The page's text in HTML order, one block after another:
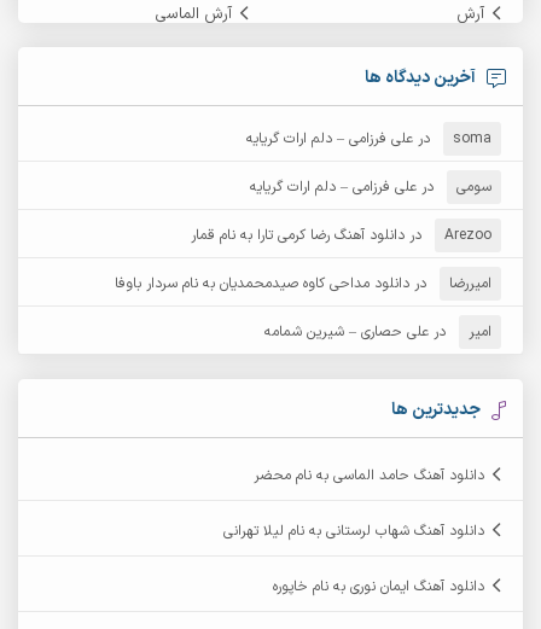
آرش آرش الماسی
آرش امامی
آرش عثمان
آرش مبهم آرش مستشیری
آرش مهرابی آرش نظری
آرشام
آرکاداش
آخرین دیدگاه ها
soma در علی فرزامی – دلم ارات گریایه
سومی در علی فرزامی – دلم ارات گریایه
Arezoo در دانلود آهنگ رضا کرمی تارا به نام قمار
امیررضا در دانلود مداحی کاوه صیدمحمدیان به نام سردار باوفا
امیر در علی حصاری – شیرین شمامه
جدیدترین ها
دانلود آهنگ حامد الماسی به نام محضر
دانلود آهنگ شهاب لرستانی به نام لیلا تهرانی
دانلود آهنگ ایمان نوری به نام خاپوره